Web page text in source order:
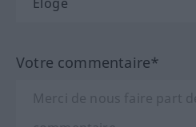
Votre commentaire*